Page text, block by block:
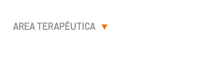
AREA TERAPÉUTICA